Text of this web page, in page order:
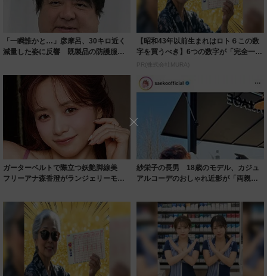
「一瞬誰かと…」彦摩呂、30キロ近く
減量した姿に反響 既製品の防護服が
【昭和43年以前生まれはロト６この数
字を買うべき】6つの数字が「完全一
致」する方...
PR(株式会社MURA)
ガーターベルトで際立つ妖艶脚線美
フリーアナ森香澄がランジェリーモデ
紗栄子の長男 18歳のモデル、カジュ
アルコーデのおしゃれ近影が「両親の